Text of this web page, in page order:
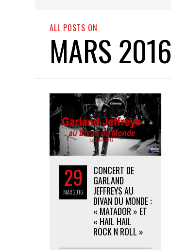
ALL POSTS ON
MARS 2016
29
MAR2016
CONCERT DE
GARLAND
JEFFREYS AU
DIVAN DU MONDE :
« MATADOR » ET
« HAIL HAIL
ROCK N ROLL »